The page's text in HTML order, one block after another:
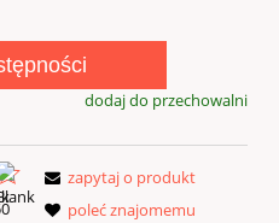
dodaj do przechowalni
zapytaj o produkt
poleć znajomemu